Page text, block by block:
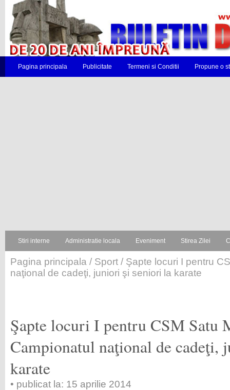
Pagina principala Publicitate Termeni si Conditii Propune o
Stiri interne Administratie locala Eveniment Stirea Zilei
Pagina principala / Sport / Şapte locuri I pentru
naţional de cadeţi, juniori şi seniori la karate
Şapte locuri I pentru CSM Satu
Campionatul naţional de cadeţi,
karate
• publicat la: 15 aprilie 2014